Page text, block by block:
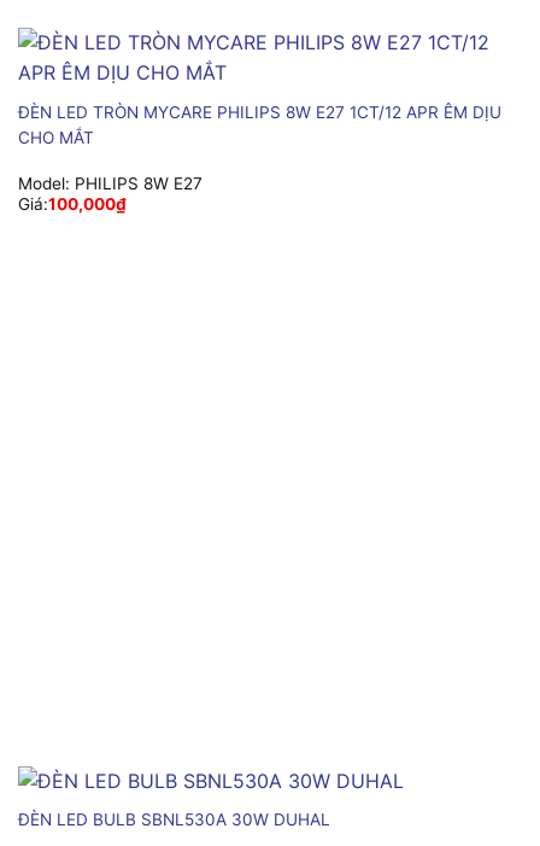
ĐÈN LED TRÒN MYCARE PHILIPS 8W E27 1CT/12 APR ÊM DỊU
CHO MẮT
Model: PHILIPS 8W E27
Giá:100,000₫
ĐÈN LED BULB SBNL530A 30W DUHAL